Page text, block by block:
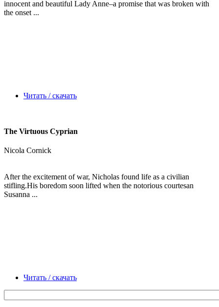
innocent and beautiful Lady Anne–a promise that was broken with
the onset ...
Читать / скачать
The Virtuous Cyprian
Nicola Cornick
After the excitement of war, Nicholas found life as a civilian
stifling.His boredom soon lifted when the notorious courtesan
Susanna ...
Читать / скачать